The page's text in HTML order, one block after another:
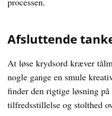
Afsluttende
At løse krydsord kræver
nogle gange en smule
finder den rigtige løsning
tilfredsstillelse og stolthed